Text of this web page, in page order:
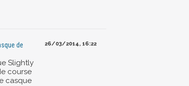
de
Slightly
course
casque
26/03/2014, 16:22